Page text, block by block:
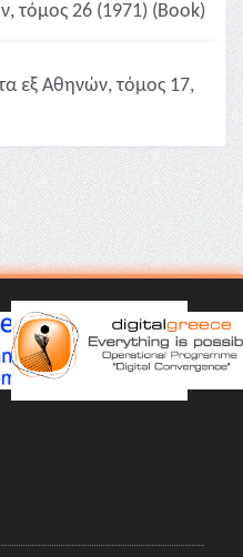
τόμος 26 (1971) (Book)
εξ Αθηνών, τόμος 17,